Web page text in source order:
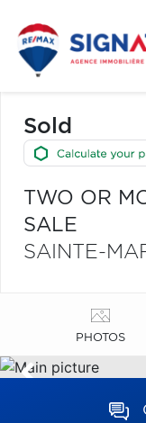
Sold
TWO OR
SALE
SAINTE-
PHOTOS